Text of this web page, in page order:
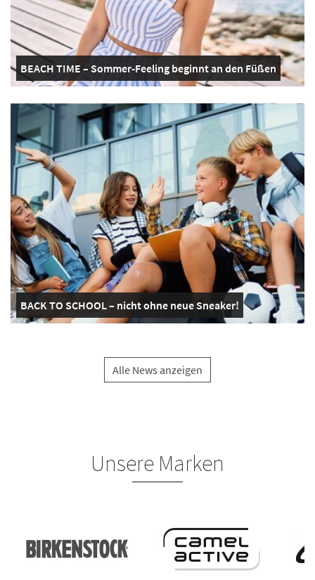
BEACH TIME – Sommer-Feeling beginnt an den Füßen
BACK TO SCHOOL – nicht ohne neue Sneaker!
Alle News anzeigen
Unsere Marken